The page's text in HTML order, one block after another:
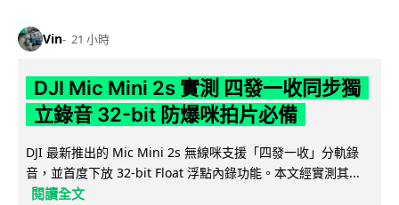
Vin 21 小時
DJI Mic Mini 2s 實測 四發一收同步獨
立錄音 32-bit 防爆咪拍片必備
DJI 最新推出的 Mic Mini 2s 無線咪支援「四發一收」分軌錄
音，並首度下放 32-bit Float 浮點內錄功能。本文經實測其...
閱讀全文